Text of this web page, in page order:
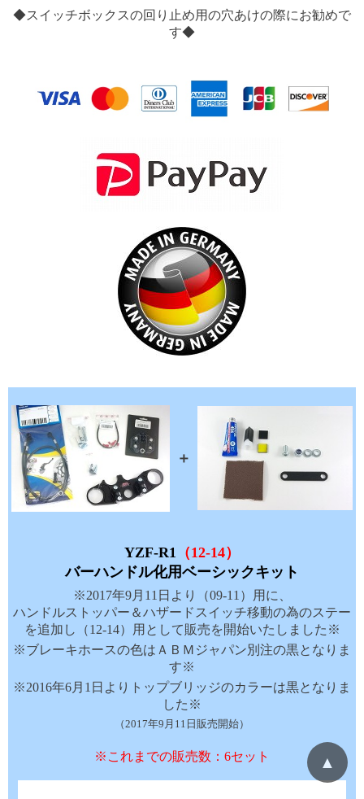
◆スイッチボックスの回り止め用の穴あけの際にお勧めで
す◆
＋
YZF-R1 （12-14）
バーハンドル化用ベーシックキット
※2017年9月11日より（09-11）用に、
ハンドルストッパー＆ハザードスイッチ移動の為のステー
を追加し（12-14）用として販売を開始いたしました※
※ブレーキホースの色はＡＢＭジャパン別注の黒となりま
す※
※2016年6月1日よりトップブリッジのカラーは黒となりま
した※
（2017年9月11日販売開始）
※これまでの販売数：6セット ▲